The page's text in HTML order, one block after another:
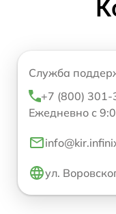
Служба
+7 (800)
Ежедневно с
ул.